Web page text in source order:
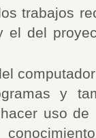
trabajos
del
y
uso de